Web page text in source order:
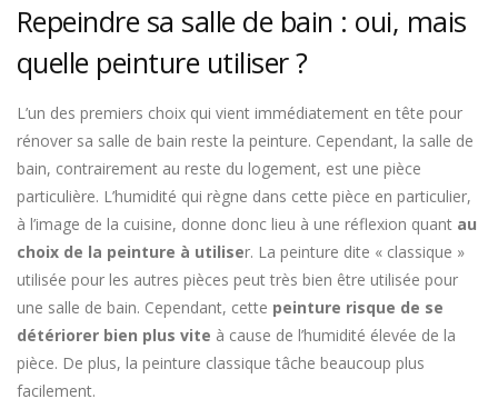
Repeindre sa salle de bain : oui, mais
quelle peinture utiliser ?
L’un des premiers choix qui vient immédiatement en tête pour
rénover sa salle de bain reste la peinture. Cependant, la salle de
bain, contrairement au reste du logement, est une pièce
particulière. L’humidité qui règne dans cette pièce en particulier,
à l’image de la cuisine, donne donc lieu à une réflexion quant au
choix de la peinture à utiliser. La peinture dite « classique »
utilisée pour les autres pièces peut très bien être utilisée pour
une salle de bain. Cependant, cette peinture risque de se
détériorer bien plus vite à cause de l’humidité élevée de la
pièce. De plus, la peinture classique tâche beaucoup plus
facilement.